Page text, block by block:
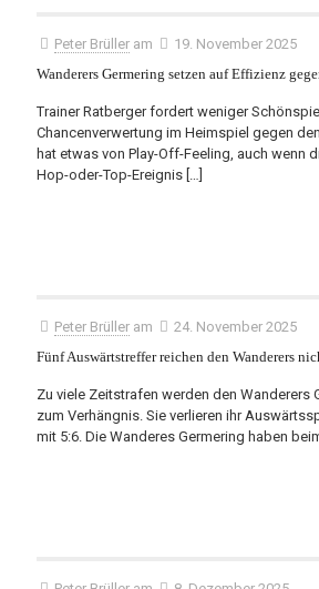
Peter Brüller am
19. November 2025
Wanderers Germering setzen auf Effizienz
Trainer Ratberger fordert weniger
Chancenverwertung im Heimspiel gegen
hat etwas von Play-Off-Feeling, auch wenn
Hop-oder-Top-Ereignis […]
Peter Brüller am
24. November 2025
Fünf Auswärtstreffer reichen den Wanderers
Zu viele Zeitstrafen werden den Wanderers
zum Verhängnis. Sie verlieren ihr
mit 5:6. Die Wanderes Germering haben